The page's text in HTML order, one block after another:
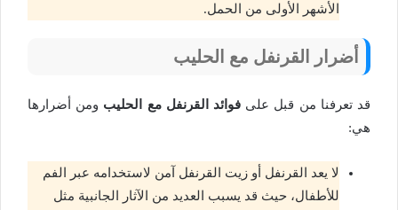
الأشهر الأولى من الحمل.
أضرار القرنفل مع الحليب
قد تعرفنا من قبل على فوائد القرنفل مع الحليب ومن أضرارها
هي:
لا يعد القرنفل أو زيت القرنفل آمن لاستخدامه عبر الفم
للأطفال، حيث قد يسبب العديد من الآثار الجانبية مثل